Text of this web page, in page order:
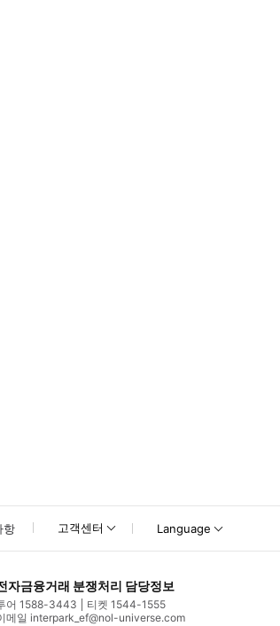
션에 따라 소요 시간이 다를 수 있으니, 예약 시
항 고객센터 Language
자금융거래 분쟁처리 담당정보
어 1588-3443
티켓 1544-1555
메일 interpark_ef@nol-universe.com